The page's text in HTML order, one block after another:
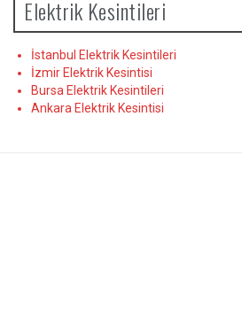
Elektrik Kesintileri
İstanbul Elektrik Kesintileri
İzmir Elektrik Kesintisi
Bursa Elektrik Kesintileri
Ankara Elektrik Kesintisi